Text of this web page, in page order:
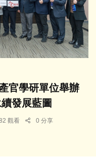
官學研單位舉辦
發展藍圖
觀看 0 分享